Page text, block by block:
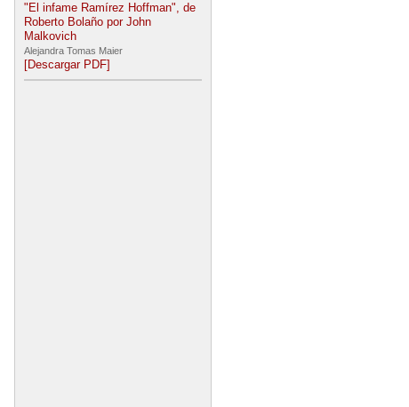
"El infame Ramírez Hoffman", de
Roberto Bolaño por John
Malkovich
Alejandra Tomas Maier
[Descargar PDF]